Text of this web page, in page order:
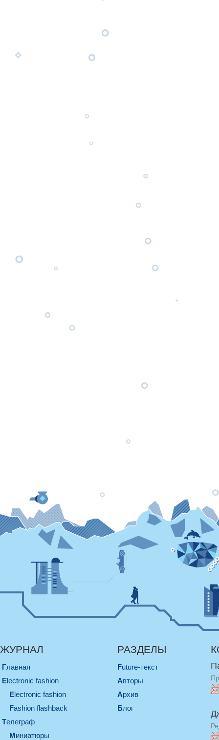
ЖУРНАЛ
Главная
electronic fashion
electronic fashion
Fashion flashback
телеграф
миниатюры
РАЗДЕЛЫ
Future-текст
Авторы
Архив
Блог